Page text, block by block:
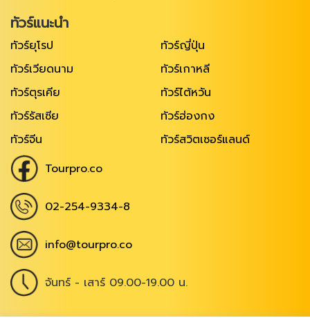
ทัวร์แนะนำ
ทัวร์ยุโรป
ทัวร์ญี่ปุ่น
ทัวร์เวียดนาม
ทัวร์เกาหลี
ทัวร์ตุรเคีย
ทัวร์ไต้หวัน
ทัวร์รัสเซีย
ทัวร์ฮ่องกง
ทัวร์จีน
ทัวร์สวิตเซอร์แลนด์
Tourpro.co
02-254-9334-8
info@tourpro.co
จันทร์ - เสาร์ 09.00-19.00 น.